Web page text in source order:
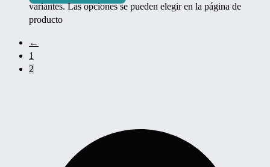
variantes. Las opciones se pueden elegir en la página de
producto
←
1
2